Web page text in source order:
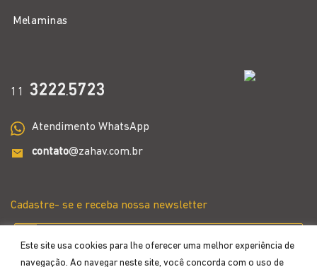
Este site usa cookies para lhe oferecer uma melhor experiência de
navegação. Ao navegar neste site, você concorda com o uso de
Melaminas
11 3222.5723
Atendimento WhatsApp
contato@zahav.com.br
Cadastre- se e receba nossa newsletter